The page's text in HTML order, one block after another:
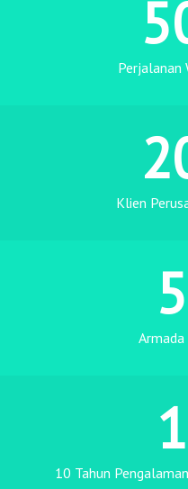
Perjalanan
Klien
10 Tahun